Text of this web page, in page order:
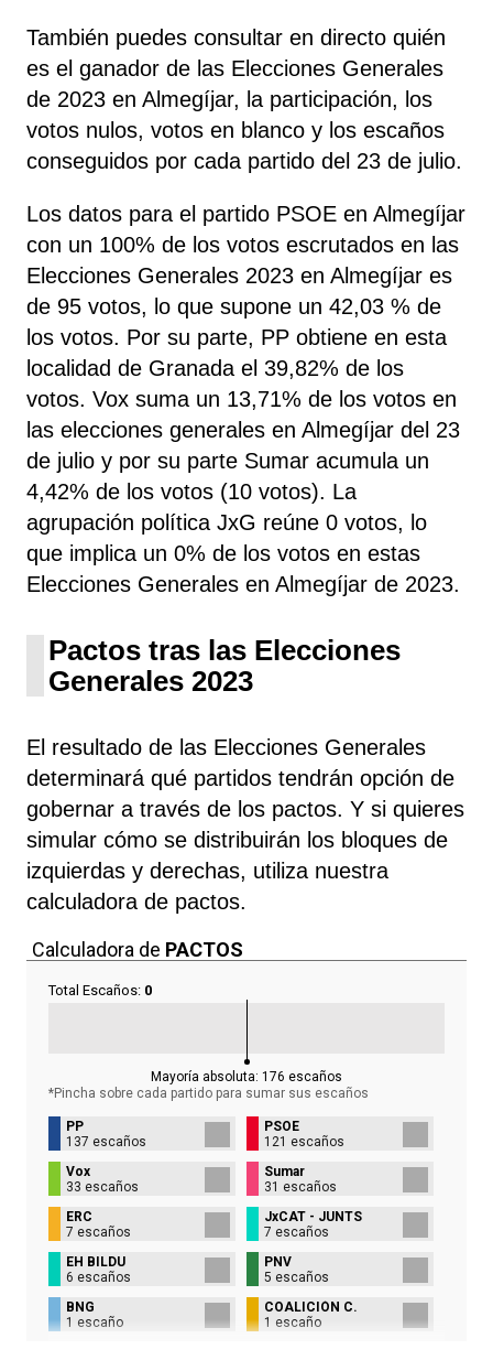
También puedes consultar en directo quién
es el ganador de las Elecciones Generales
de 2023 en Almegíjar, la participación, los
votos nulos, votos en blanco y los escaños
conseguidos por cada partido del 23 de julio.
Los datos para el partido PSOE en Almegíjar
con un 100% de los votos escrutados en las
Elecciones Generales 2023 en Almegíjar es
de 95 votos, lo que supone un 42,03 % de
los votos. Por su parte, PP obtiene en esta
localidad de Granada el 39,82% de los
votos. Vox suma un 13,71% de los votos en
las elecciones generales en Almegíjar del 23
de julio y por su parte Sumar acumula un
4,42% de los votos (10 votos). La
agrupación política JxG reúne 0 votos, lo
que implica un 0% de los votos en estas
Elecciones Generales en Almegíjar de 2023.
Pactos tras las Elecciones
Generales 2023
El resultado de las Elecciones Generales
determinará qué partidos tendrán opción de
gobernar a través de los pactos. Y si quieres
simular cómo se distribuirán los bloques de
izquierdas y derechas, utiliza nuestra
calculadora de pactos.
Calculadora de PACTOS
Total Escaños: 0
Mayoría absoluta: 176 escaños
*Pincha sobre cada partido para sumar sus escaños
PP
137 escaños
PSOE
121 escaños
Vox
33 escaños
Sumar
31 escaños
ERC
7 escaños
JxCAT - JUNTS
7 escaños
EH BILDU
6 escaños
PNV
5 escaños
BNG
1 escaño
COALICIÓN C.
1 escaño